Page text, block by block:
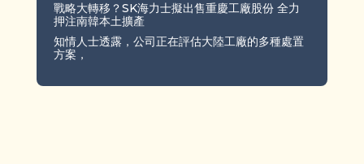
戰略大轉移？SK海力士擬出售重慶工廠股份 全力
押注南韓本土擴產
知情人士透露，公司正在評估大陸工廠的多種處置
方案，